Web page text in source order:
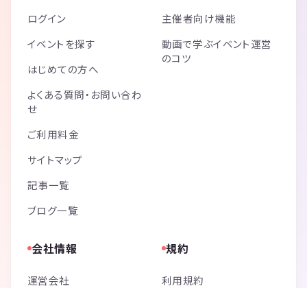
ログイン
イベントを探す
はじめての方へ
よくある質問・お問い合わ
せ
ご利用料金
サイトマップ
記事一覧
ブログ一覧
主催者向け機能
動画で学ぶイベント運営
のコツ
会社情報
運営会社
規約
利用規約